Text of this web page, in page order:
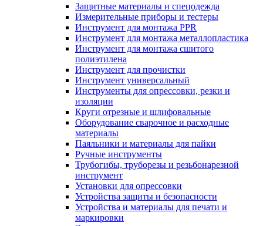
Защитные материалы и спецодежда
Измерительные приборы и тестеры
Инструмент для монтажа PPR
Инструмент для монтажа металлопластика
Инструмент для монтажа сшитого
полиэтилена
Инструмент для прочистки
Инструмент универсальный
Инструменты для опрессовки, резки и
изоляции
Круги отрезные и шлифовальные
Оборудование сварочное и расходные
материалы
Паяльники и материалы для пайки
Ручные инструменты
Трубогибы, труборезы и резьбонарезной
инструмент
Установки для опрессовки
Устройства защиты и безопасности
Устройства и материалы для печати и
маркировки